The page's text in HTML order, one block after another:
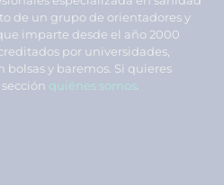
de un grupo de orientadores y
imparte desde el año 2000
por universidades,
y baremos. Si quieres
quiénes somos